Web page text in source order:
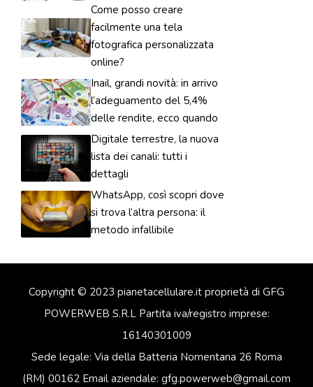
Come posso creare
facilmente una tela
fotografica personalizzata
online?
Inail, grandi novità: in arrivo
l’adeguamento del 5,4%
delle rendite, ecco quando
Digitale terrestre, la nuova
lista dei canali: tutti i
dettagli
WhatsApp, così scopri dove
si trova l’altra persona: il
metodo infallibile
Copyright © 2023 pianetacellulare.it proprietà di GFG
POWERWEB S.R.L Partita iva/registro imprese:
16140301009
Sede legale: Via della Batteria Nomentana 26 Roma
(RM) 00162 Email aziendale: gfg.powerweb@gmail.com